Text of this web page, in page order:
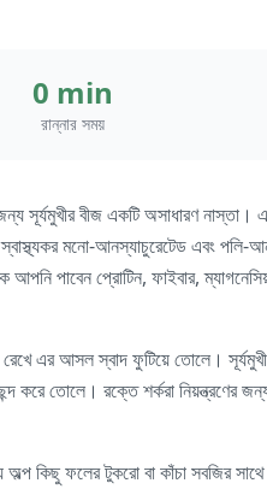
0 min
রান্নার সময়
জন্য সূর্যমুখীর বীজ একটি অসাধারণ
মনো-আনস্যাচুরেটেড এবং পলি-
পাবেন প্রোটিন, ফাইবার,
এর আসল স্বাদ ফুটিয়ে তোলে। সূর্যমুখীর
করে তোলে। রক্তে শর্করা
কিছু ফলের টুকরো বা কাঁচা সবজির